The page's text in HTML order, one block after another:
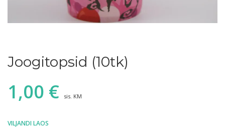
Joogitopsid (10tk)
1,00 € sis. KM
VILJANDI LAOS